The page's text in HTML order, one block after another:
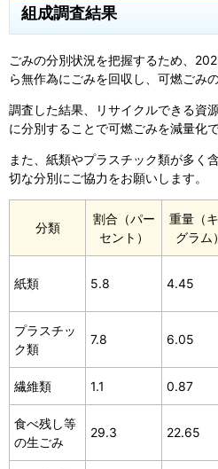
組成調査結果
ごみの分別状況を把握するため、
ら無作為にごみを回収し、可燃ごみ
調査した結果、リサイクルできる資
に分別することで可燃ごみを減量化
また、紙類やプラスチック類が多く
切な分別にご協力をお願いします。
分類
割合（パー
セント）
重量（
グラム）
紙類 5.8 4.45
プラスチッ
ク類
7.8 6.05
繊維類 1.1 0.87
食べ残し等
の生ごみ
29.3 22.65